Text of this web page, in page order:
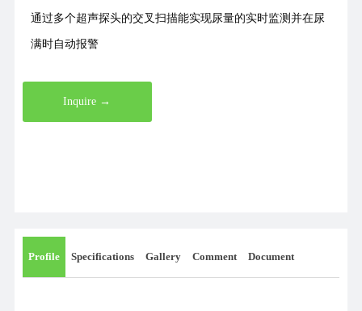
通过多个超声探头的交叉扫描能实现尿量的实时监测并在尿
满时自动报警
Inquire →
Profile Specifications Gallery Comment Document